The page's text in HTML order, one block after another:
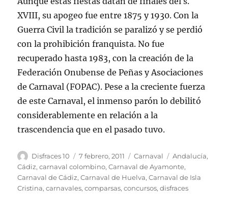
XVIII, su apogeo fue entre 1875 y 1930. Con la
Guerra Civil la tradición se paralizó y se perdió
con la prohibición franquista. No fue
recuperado hasta 1983, con la creación de la
Federación Onubense de Peñas y Asociaciones
de Carnaval (FOPAC). Pese a la creciente fuerza
de este Carnaval, el inmenso parón lo debilitó
considerablemente en relación a la
trascendencia que en el pasado tuvo.
Autor
Disfraces 10
Publicado
el
7 febrero, 2011 Categorías
Carnaval Etiquetas
Andalucía,
Cádiz,carnaval colombino,Carnaval de Ayamonte,
Carnaval de Cádiz,Carnaval de Huelva,Carnaval de Isla
Cristina,carnavales,comparsas,concursos,disfraces